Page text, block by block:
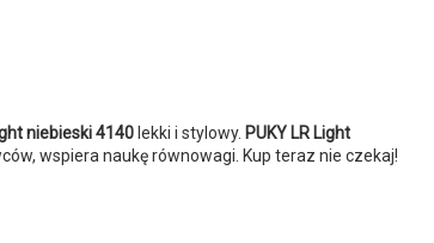
niebieski 4140lekki i stylowy. PUKY LR Light
wspiera naukę równowagi. Kup teraz nie czekaj!